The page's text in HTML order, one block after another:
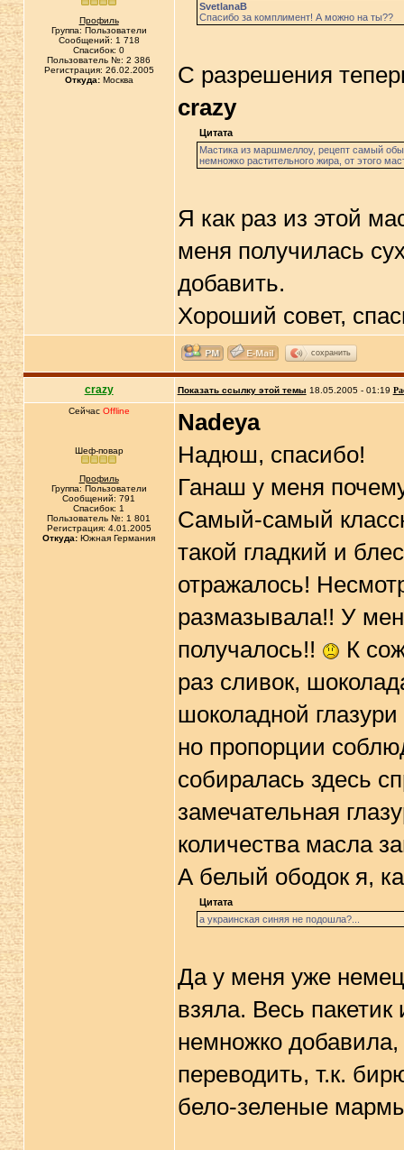
Профиль
Группа: Пользователи
Сообщений: 1 718
Спасибок: 0
Пользователь №: 2 386
Регистрация: 26.02.2005
Откуда:Москва
SvetlanaB
Спасибо за комплимент! А можно на ты??
С разрешения
crazy
Цитата
Мастика из маршмеллоу, рецепт самый
немножко растительного жира, от этого
Я как раз из этой
меня получилась
добавить.
Хороший совет,
сохранить
crazy Показать ссылку этой темы 18.05.2005 - 01:19
Сейчас Offline
Шеф-повар
Профиль
Группа: Пользователи
Сообщений: 791
Спасибок: 1
Пользователь №: 1 801
Регистрация: 4.01.2005
Откуда: Южная Германия
Nadeya
Надюш, спасибо!
Ганаш у меня
Самый-самый
такой гладкий и
отражалось!
размазывала!! У
получалось!!
К
раз сливок,
шоколадной
но пропорции
собиралась здесь
замечательная
количества масла
А белый ободок я,
Цитата
а украинская синяя не подошла?...
Да у меня уже
взяла. Весь пакетик
немножко добавила,
переводить, т.к.
бело-зеленые